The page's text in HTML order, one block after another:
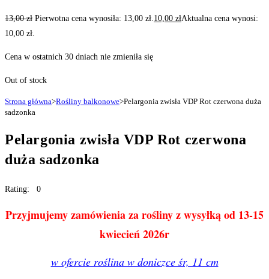
13,00zł Pierwotna cena wynosiła: 13,00 zł.10,00 złAktualna cena wynosi:
10,00 zł.
Cena w ostatnich 30 dniach nie zmieniła się
Out of stock
Strona główna>Rośliny balkonowe>Pelargonia zwisła VDP Rot czerwona duża
sadzonka
Pelargonia zwisła VDP Rot czerwona
duża sadzonka
Rating: 0
Przyjmujemy zamówienia za rośliny z wysyłką od 13-15
kwiecień 2026r
w ofercie roślina w doniczce śr, 11 cm